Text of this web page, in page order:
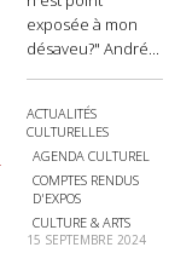
exposée à mon
désaveu?" André...
ACTUALITÉS
CULTURELLES
AGENDA CULTUREL
COMPTES RENDUS
D'EXPOS
CULTURE & ARTS
15 SEPTEMBRE 2024